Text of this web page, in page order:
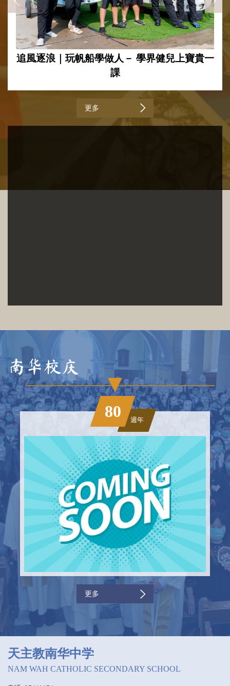
追風逐浪｜玩帆船學做人－ 學界健兒上寶貴一
課
更多
南华校庆
80 週年
更多
天主教南华中学
NAM WAH CATHOLIC SECONDARY SCHOOL